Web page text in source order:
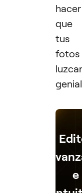
hacer
que
tus
fotos
e